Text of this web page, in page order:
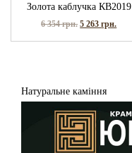
Золота каблучка КВ2019
6 354грн. 5 263грн.
Натуральне каміння